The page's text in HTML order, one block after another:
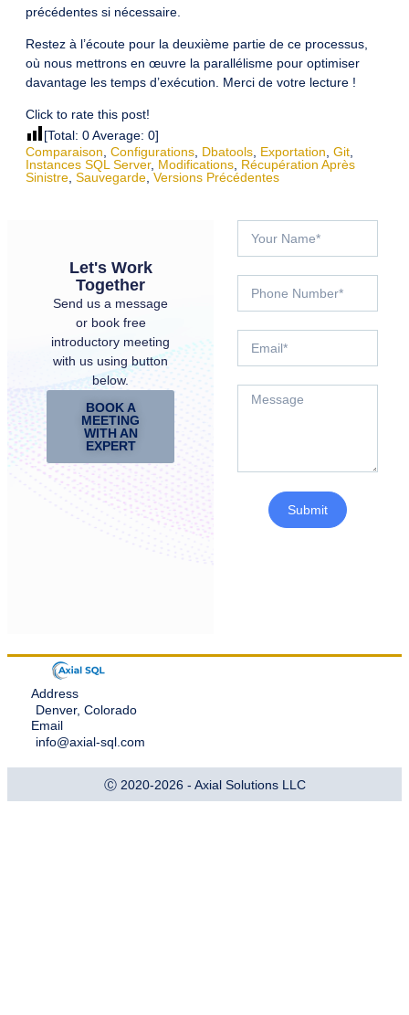
précédentes si nécessaire.
Restez à l’écoute pour la deuxième partie de ce processus,
où nous mettrons en œuvre la parallélisme pour optimiser
davantage les temps d’exécution. Merci de votre lecture !
Click to rate this post!
[Total: 0Average: 0]
Comparaison, Configurations, Dbatools, Exportation, Git,
Instances SQL Server, Modifications, Récupération Après
Sinistre, Sauvegarde, Versions Précédentes
Let's Work
Together
Send us a message
or book free
introductory meeting
with us using button
below.
BOOK A
MEETING
WITH AN
EXPERT
Submit
Address
Denver, Colorado
Email
info@axial-sql.com
Ⓒ 2020-2026 - Axial Solutions LLC